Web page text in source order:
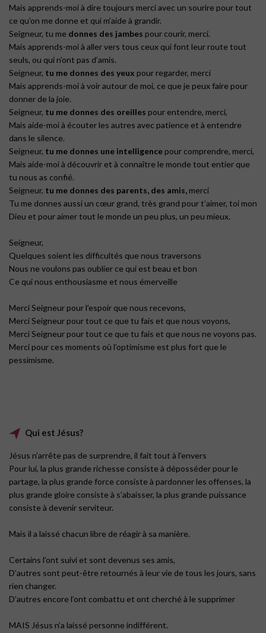
Mais apprends-moi à dire toujours merci avec un sourire pour tout
ce qu’on me donne et qui m’aide à grandir.
Seigneur, tu me donnes des jambes pour courir, merci.
Mais apprends-moi à aller vers tous ceux qui font leur route tout
seuls, ou qui n’ont pas d’amis.
Seigneur, tu me donnes des yeux pour regarder, merci
Mais apprends-moi à voir autour de moi, ce que je peux faire pour
donner de la joie.
Seigneur, tu me donnes des oreilles pour entendre, merci,
Mais aide-moi à écouter les autres avec patience et à entendre
dans le silence.
Seigneur, tu me donnes une intelligence pour comprendre, merci,
Mais aide-moi à découvrir et à connaître le monde tout entier que
tu nous as confié.
Seigneur, tu me donnes des parents, des amis, merci
Tu me donnes aussi un cœur grand, très grand pour t’aimer, toi mon
Dieu et pour aimer tout le monde un peu plus, un peu mieux.
Seigneur,
Quelques soient les difficultés que nous traversons
Nous ne voulons pas oublier ce qui est beau et bon
Ce qui nous enthousiasme et nous émerveille
Merci Seigneur pour l’espoir que nous recevons,
Merci Seigneur pour tout ce que tu fais et que nous voyons,
Merci Seigneur pour tout ce que tu fais et que nous ne voyons pas.
Merci pour ces moments où l’optimisme est plus fort que le
pessimisme.
Qui est Jésus?
Jésus n’arrête pas de surprendre, il fait tout à l’envers
Pour lui, la plus grande richesse consiste à déposséder pour le
partage, la plus grande force consiste à pardonner les offenses, la
plus grande gloire consiste à s’abaisser, la plus grande puissance
consiste à devenir serviteur.
Mais il a laissé chacun libre de réagir à sa manière.
Certains l’ont suivi et sont devenus ses amis,
D’autres sont peut-être retournés à leur vie de tous les jours, sans
rien changer.
D’autres encore l’ont combattu et ont cherché à le supprimer
MAIS Jésus n’a laissé personne indifférent.